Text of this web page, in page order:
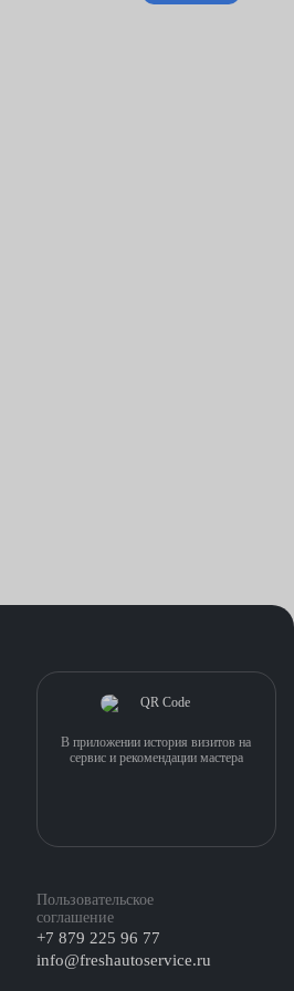
Пользовательское
соглашение
+7 879 225 96 77
info@freshautoservice.ru
В приложении история визитов на
сервис и рекомендации мастера